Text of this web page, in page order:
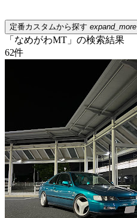
定番カスタムから探す expand_more
「なめがわMT」の検索結果
62件